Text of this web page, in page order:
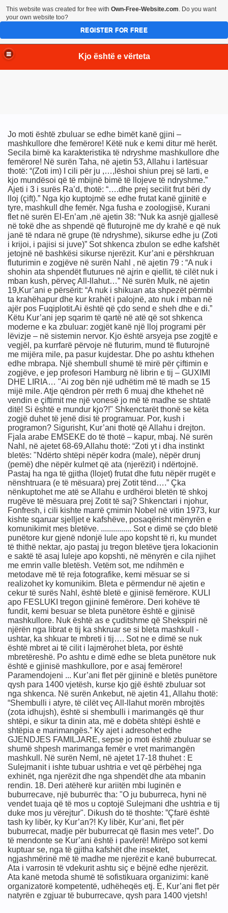
Kjo është e vërteta
Jo moti është zbuluar se edhe bimët kanë gjini –
mashkullore dhe femërore! Këtë nuk e kemi ditur më herët.
Secila bimë ka karakteristika të ndryshme mashkullore dhe
femërore! Në surën Taha, në ajetin 53, Allahu i lartësuar
thotë: “(Zoti im) I cili për ju ,…,lëshoi shiun prej së larti, e
kjo mundësoi që të mbijnë bimë të llojeve të ndryshme.”
Ajeti i 3 i surës Ra’d, thotë: “….dhe prej secilit frut bëri dy
lloj (çift).” Nga kjo kuptojmë se edhe frutat kanë gjinitë e
tyre, mashkull dhe femër. Nga fusha e zoologjisë, Kurani
flet në surën El-En’am ,në ajetin 38: “Nuk ka asnjë gjallesë
në tokë dhe as shpendë që fluturojnë me dy krahë e që nuk
janë të ndara në grupe (të ndryshme), sikurse edhe ju (Zoti
i krijoi, i pajisi si juve)” Sot shkenca zbulon se edhe kafshët
jetojnë në bashkësi sikurse njerëzit. Kur’ani e përshkruan
fluturimin e zogjëve në surën Nahl , në ajetin 79 : “A nuk i
shohin ata shpendët fluturues në ajrin e qiellit, të cilët nuk i
mban kush, përveç All-llahut…” Në surën Mulk, në ajetin
19,Kur’ani e përsërit: “A nuk i shikuan ata shpezët përmbi
ta krahëhapur dhe kur krahët i palojnë, ato nuk i mban në
ajër pos Fuqiplotit.Ai është që çdo send e sheh dhe e di.”
Këtu Kur’ani jep sqarim të qartë në atë që sot shkenca
moderne e ka zbuluar: zogjët kanë një lloj programi për
lëvizje – në sistemin nervor. Kjo është arsyeja pse zogjtë e
vegjël, pa kurrfarë përvoje në fluturim, mund të fluturojnë
me mijëra mile, pa pasur kujdestar. Dhe po ashtu kthehen
edhe mbrapa. Një shembull shumë të mirë për çiftimin e
zogjëve, e jep profesori Hamburg në librin e tij – GUXIMI
DHE LIRIA… "Ai zog bën një udhëtim më të madh se 15
mijë mile. Atje qëndron për rreth 6 muaj dhe kthehet në
vendin e çiftimit me një vonesë jo më të madhe se shtatë
ditë! Si është e mundur kjo?!" Shkenctarët thonë se këta
zogjë duhet të jenë disi të programuar. Por, kush i
programon? Sigurisht, Kur’ani thotë që Allahu i drejton.
Fjala arabe EMSEKE do të thotë – kapur, mbaj. Në surën
Nahl, në ajetet 68-69,Allahu thotë: “Zoti yt i dha instinkt
bletës: "Ndërto shtëpi nëpër kodra (male), nëpër drunj
(pemë) dhe nëpër kulmet që ata (njerëzit) i ndërtojnë.
Pastaj ha nga të gjitha (llojet) frutat dhe futu nëpër rrugët e
nënshtruara (e të mësuara) prej Zotit tënd….” Çka
nënkuptohet me atë se Allahu e urdhëroi bletën të shkoj
rrugëve të mësuara prej Zotit të saj? Shkenctari i njohur,
Fonfresh, i cili kishte marrë çmimin Nobel në vitin 1973, kur
kishte sqaruar sjelljet e kafshëve, posaqërisht mënyrën e
komunikimit mes bletëve. ............... Sot e dimë se çdo bletë
punëtore kur gjenë ndonjë lule apo kopsht të ri, ku mundet
të thithë nektar, ajo pastaj ju tregon bletëve tjera lokacionin
e saktë të asaj luleje apo kopshti, në mënyrën e cila njihet
me emrin valle bletësh. Vetëm sot, me ndihmën e
metodave më të reja fotografike, kemi mësuar se si
realizohet ky komunikim. Bleta e përmendur në ajetin e
cekur të surës Nahl, është bletë e gjinisë femërore. KULI
apo FESLUKI tregon gjininë femërore. Deri kohëve të
fundit, kemi besuar se bleta punëtore është e gjinisë
mashkullore. Nuk është as e çuditshme që Shekspiri në
njërën nga librat e tij ka shkruar se si bleta mashkull -
ushtar, ka shkuar te mbreti i tij…. Sot ne e dimë se nuk
është mbret ai të cilit i lajmërohet bleta, por është
mbretëreshë. Po ashtu e dimë edhe se bleta punëtore nuk
është e gjinisë mashkullore, por e asaj femërore!
Paramendojeni ... Kur’ani flet për gjininë e bletës punëtore
qysh para 1400 vjetësh, kurse kjo gjë është zbuluar sot
nga shkenca. Në surën Ankebut, në ajetin 41, Allahu thotë:
“Shembulli i atyre, të cilët veç All-llahut morën mbrojtës
(zota idhujsh), është si shembulli i marimangës që thur
shtëpi, e sikur ta dinin ata, më e dobëta shtëpi është e
shtëpia e marimangës.” Ky ajet i adresohet edhe
GJENDJES FAMILJARE, sepse jo moti është zbuluar se
shumë shpesh marimanga femër e vret marimangën
mashkull. Në surën Neml, në ajetet 17-18 thuhet : E
Sulejmanit i ishte tubuar ushtria e vet që përbëhej nga
exhinët, nga njerëzit dhe nga shpendët dhe ata mbanin
rendin. 18. Deri atëherë kur ariitën mbi luginën e
buburrecave, një buburrëc tha: "O ju buburreca, hyni në
vendet tuaja që të mos u coptojë Sulejmani dhe ushtria e tij
duke mos ju vërejtur". Dikush do të thoshte: ”Çfarë është
tash ky libër, ky Kur’an?! Ky libër, Kur’ani, flet për
buburrecat, madje për buburrecat që flasin mes vete!”. Do
të mendonte se Kur’ani është i pavlerë! Mirëpo sot kemi
kuptuar se, nga të gjitha kafshët dhe insektet,
ngjashmërinë më të madhe me njerëzit e kanë buburrecat.
Ata i varrosin të vdekurit ashtu siç e bëjnë edhe njerëzit.
Ata kanë metoda shumë të sofistikuara organizimi: kanë
organizatorë kompetentë, udhëheqës etj. E, Kur’ani flet për
natyrën e zgjuar të buburrecave, qysh para 1400 vjetsh!
This website was created for free with Own-Free-Website.com. Do you want
your own website too?
REGISTER FOR FREE